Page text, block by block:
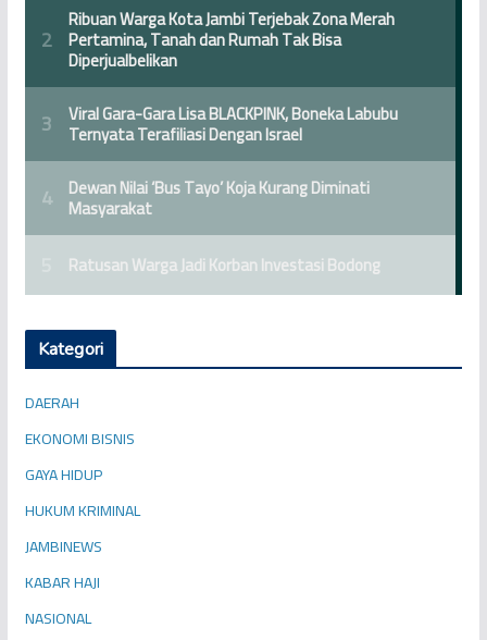
Kategori
DAERAH
EKONOMI BISNIS
GAYA HIDUP
HUKUM KRIMINAL
JAMBINEWS
KABAR HAJI
NASIONAL